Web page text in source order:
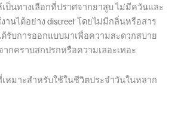
ป็นทางเลือกที่ปราศจากยาสูบ ไม่มีควันและ
านได้อย่าง discreet โดยไม่มีกลิ่นหรือสาร
ด้รับการออกแบบมาเพื่อความสะดวกสบาย
กคราบสกปรกหรือความเลอะเทอะ
เหมาะสำหรับใช้ในชีวิตประจำวันในหลาก